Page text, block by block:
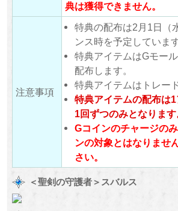
典は獲得できません。
注意事項
特典の配布は2月1日（
ンス時を予定しています
特典アイテムはGモー
配布します。
特典アイテムはトレー
特典アイテムの配布は
1回ずつのみとなります
Gコインのチャージの
ンの対象とはなりませ
さい。
＜聖剣の守護者＞スバルス